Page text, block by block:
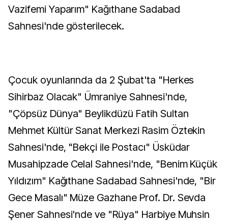
Vazifemi Yaparım" Kağıthane Sadabad
Sahnesi'nde gösterilecek.
Çocuk oyunlarında da 2 Şubat'ta "Herkes
Sihirbaz Olacak" Ümraniye Sahnesi'nde,
"Çöpsüz Dünya" Beylikdüzü Fatih Sultan
Mehmet Kültür Sanat Merkezi Rasim Öztekin
Sahnesi'nde, "Bekçi ile Postacı" Üsküdar
Musahipzade Celal Sahnesi'nde, "Benim Küçük
Yıldızım" Kağıthane Sadabad Sahnesi'nde, "Bir
Gece Masalı" Müze Gazhane Prof. Dr. Sevda
Şener Sahnesi'nde ve "Rüya" Harbiye Muhsin